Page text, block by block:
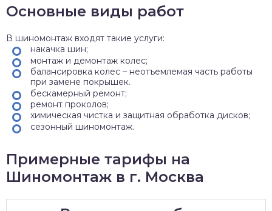
Основные виды работ
В шиномонтаж входят такие услуги:
накачка шин;
монтаж и демонтаж колес;
балансировка колес – неотъемлемая часть работы
при замене покрышек.
бескамерный ремонт;
ремонт проколов;
химическая чистка и защитная обработка дисков;
сезонный шиномонтаж.
Примерные тарифы на
Шиномонтаж в г. Москва